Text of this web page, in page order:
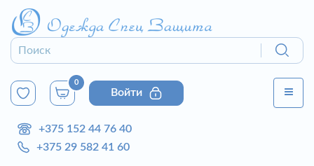
0
Войти
+375 152 44 76 40
+375 29 582 41 60